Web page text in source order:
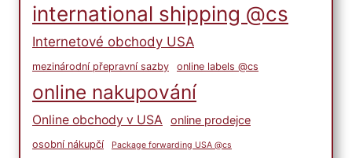
international shipping @cs
Internetové obchody USA
mezinárodní přepravní sazby online labels @cs
online nakupování
Online obchody v USA online prodejce
osobní nákupčí Package forwarding USA @cs